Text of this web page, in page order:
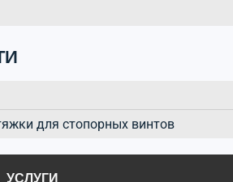
для стопорных винтов
УСЛУГИ